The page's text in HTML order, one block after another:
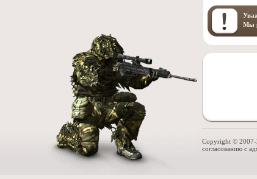
Мы
Copyright © 2007-
согласованию с